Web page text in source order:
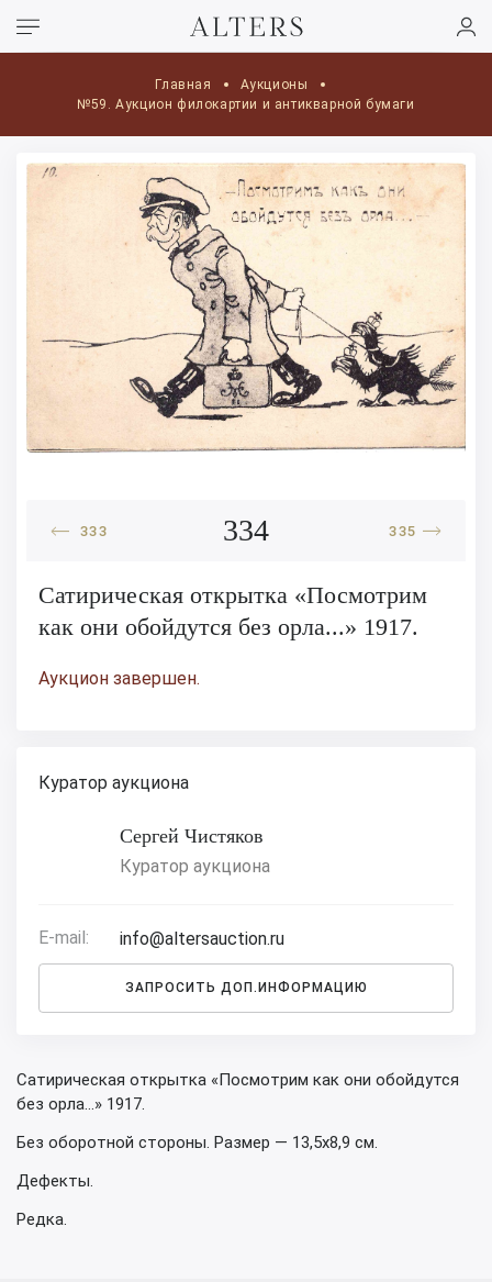
Главная
Аукционы
№59. Аукцион филокартии и антикварной бумаги
333 334 335
Сатирическая открытка «Посмотрим
как они обойдутся без орла...» 1917.
Аукцион завершен.
Куратор аукциона
Сергей Чистяков
Куратор аукциона
E-mail: info@altersauction.ru
ЗАПРОСИТЬ ДОП.ИНФОРМАЦИЮ
Сатирическая открытка «Посмотрим как они обойдутся
без орла…» 1917.
Без оборотной стороны. Размер — 13,5х8,9 см.
Дефекты.
Редка.